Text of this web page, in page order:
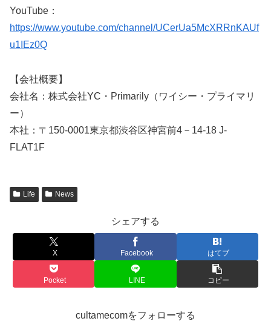
YouTube：
https://www.youtube.com/channel/UCerUa5McXRRnKAUf
u1IEz0Q
【会社概要】
会社名：株式会社YC・Primarily（ワイシー・プライマリ
ー）
本社：〒150-0001東京都渋谷区神宮前4－14-18 J-
FLAT1F
Life News
シェアする
X Facebook はてブ
Pocket LINE コピー
cultamecomをフォローする